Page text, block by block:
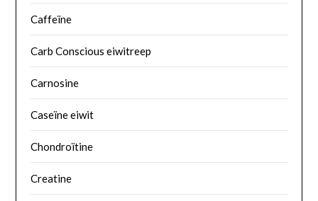
Caffeïne
Carb Conscious eiwitreep
Carnosine
Caseïne eiwit
Chondroïtine
Creatine